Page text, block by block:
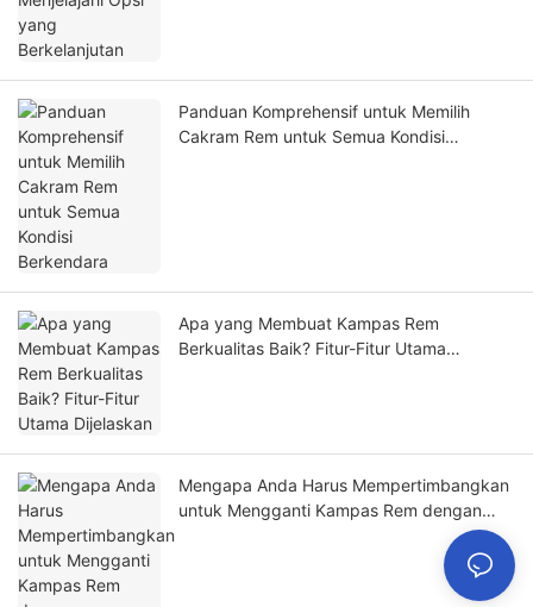
Panduan Komprehensif untuk Memilih
Cakram Rem untuk Semua Kondisi
Apa yang Membuat Kampas Rem
Berkualitas Baik? Fitur-Fitur Utama
Mengapa Anda Harus Mempertimbangkan
untuk Mengganti Kampas Rem dengan